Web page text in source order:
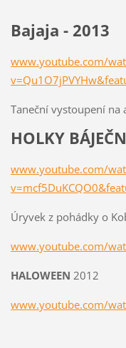
Bajaja - 2013
www.youtube.com/
Taneční vystoupení na
HOLKY
www.youtube.com/
Úryvek z pohádky o
www.youtube.com/
HALOWEEN 2012
www.youtube.com/